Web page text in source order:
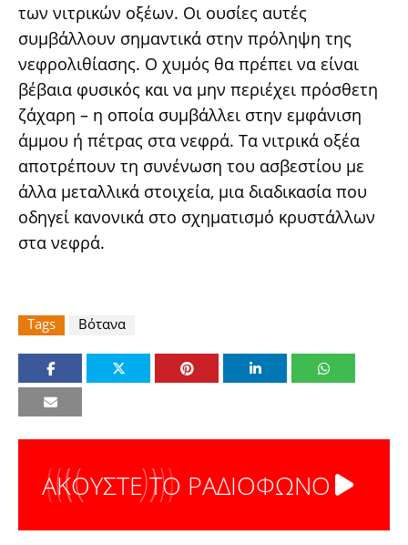
των νιτρικών οξέων. Οι ουσίες αυτές
συμβάλλουν σημαντικά στην πρόληψη της
νεφρολιθίασης. Ο χυμός θα πρέπει να είναι
βέβαια φυσικός και να μην περιέχει πρόσθετη
ζάχαρη – η οποία συμβάλλει στην εμφάνιση
άμμου ή πέτρας στα νεφρά. Τα νιτρικά οξέα
αποτρέπουν τη συνένωση του ασβεστίου με
άλλα μεταλλικά στοιχεία, μια διαδικασία που
οδηγεί κανονικά στο σχηματισμό κρυστάλλων
στα νεφρά.
Tags Βότανα
ΑΚΟΥΣΤΕ ΤΟ ΡΑΔΙΟΦΩΝΟ